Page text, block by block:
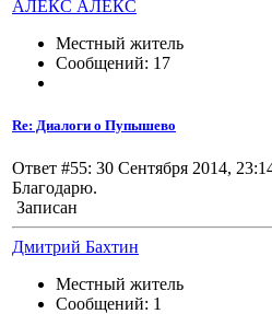
АЛЕКС АЛЕКС
Местный житель
Сообщений: 17
Re: Диалоги о Пупышево
Ответ #55: 30 Сентября 2014,
Благодарю.
Записан
Дмитрий Бахтин
Местный житель
Сообщений: 1